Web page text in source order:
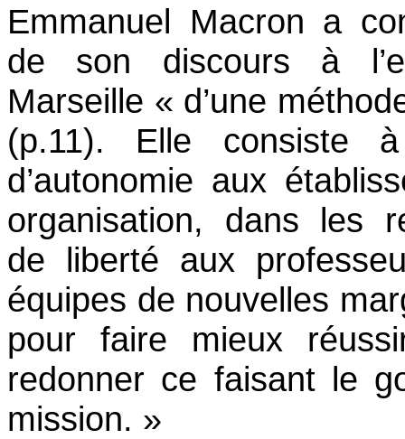
Emmanuel Macron a
de son discours à
Marseille « d’une
(p.11). Elle consiste
d’autonomie aux
organisation, dans les
de liberté aux
équipes de nouvelles
pour faire mieux
redonner ce faisant le
mission. »